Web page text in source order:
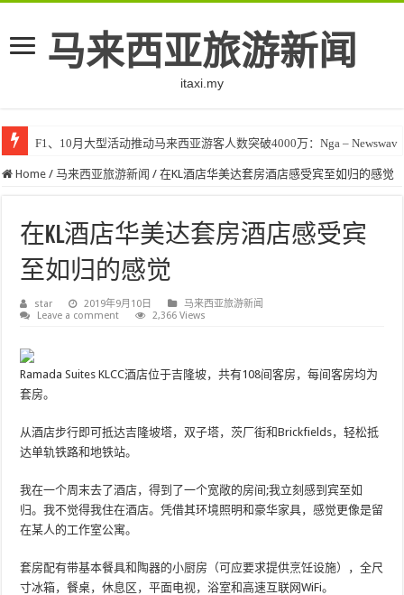
马来西亚旅游新闻
itaxi.my
F1、10月大型活动推动马来西亚游客人数突破4000万：Nga – Newswav
Home / 马来西亚旅游新闻 / 在KL酒店华美达套房酒店感受宾至如归的感觉
在KL酒店华美达套房酒店感受宾
至如归的感觉
star 2019年9月10日
马来西亚旅游新闻
Leave a comment
2,366 Views
Ramada Suites KLCC酒店位于吉隆坡，共有108间客房，每间客房均为
套房。
从酒店步行即可抵达吉隆坡塔，双子塔，茨厂街和Brickfields，轻松抵
达单轨铁路和地铁站。
我在一个周末去了酒店，得到了一个宽敞的房间;我立刻感到宾至如
归。我不觉得我住在酒店。凭借其环境照明和豪华家具，感觉更像是留
在某人的工作室公寓。
套房配有带基本餐具和陶器的小厨房（可应要求提供烹饪设施），全尺
寸冰箱，餐桌，休息区，平面电视，浴室和高速互联网WiFi。